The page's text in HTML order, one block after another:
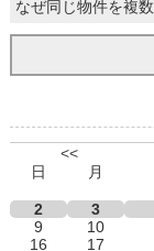
なぜ同じ物件を複
<<
日
月
2
3
9
10
16
17